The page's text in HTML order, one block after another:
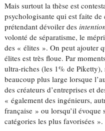
Mais surtout la thèse est
psychologisante qui est faite
prétendant dévoiler des
volonté de séparatisme, le
des « élites ». On peut ajouter
élites est très floue. Par
ultra-riches (les 1% de Piketty),
beaucoup plus large lorsque
des créateurs d’entreprises et
« également des ingénieurs,
française » ou lorsqu’il évoque
catégories les plus favorisées ».